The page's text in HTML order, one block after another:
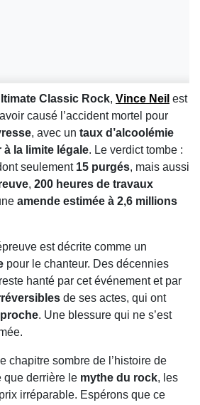
Classic Rock, Vince Neil est
causé l’accident mortel pour
, avec un taux d’alcoolémie
à la limite légale. Le verdict tombe :
seulement 15 purgés, mais aussi
, 200 heures de travaux
amende estimée à 2,6 millions
est décrite comme un
pour le chanteur. Des décennies
reste hanté par cet événement et par
de ses actes, qui ont
. Une blessure qui ne s’est
chapitre sombre de l’histoire de
que derrière le mythe du rock, les
irréparable. Espérons que ce